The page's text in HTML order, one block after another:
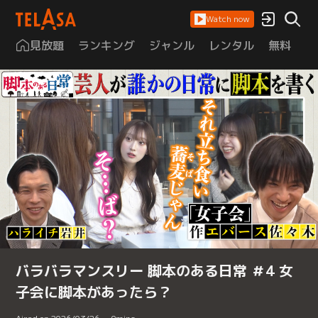
Watch now
見放題 ランキング ジャンル レンタル 無料
バラバラマンスリー 脚本のある日常 ＃4 女
子会に脚本があったら？